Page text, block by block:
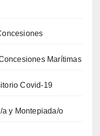
Marítimas
Covid-19
a y Montepiada/o